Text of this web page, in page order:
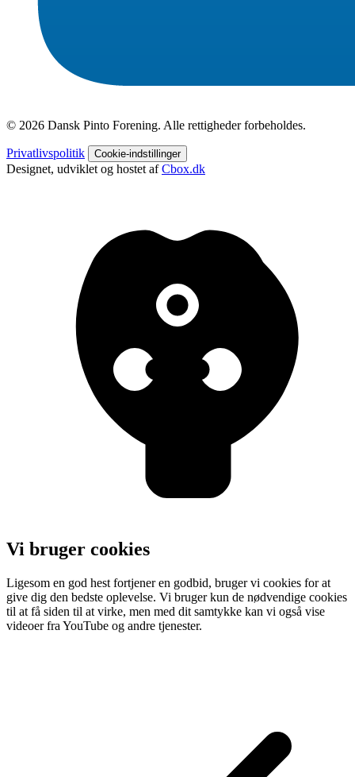
© 2026 Dansk Pinto Forening. Alle rettigheder forbeholdes.
Privatlivspolitik Cookie-indstillinger
Designet, udviklet og hostet afCbox.dk
Vi bruger cookies
Ligesom en god hest fortjener en godbid, bruger vi cookies for at
give dig den bedste oplevelse. Vi bruger kun de nødvendige cookies
til at få siden til at virke, men med dit samtykke kan vi også vise
videoer fra YouTube og andre tjenester.